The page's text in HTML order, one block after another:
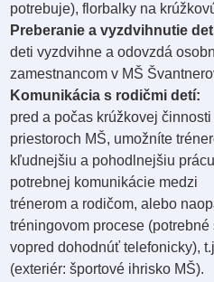
potrebuje), florbalky na
Preberanie a vyzdvihnutie
deti vyzdvihne a odovzdá
zamestnancom v MŠ
Komunikácia s rodičmi detí:
pred a počas krúžkovej
priestoroch MŠ, umožníte
kľudnejšiu a pohodlnejšiu
potrebnej komunikácie medzi
trénerom a rodičom, alebo
tréningovom procese (potrebné
vopred dohodnúť telefonicky),
(exteriér: športové ihrisko MŠ).